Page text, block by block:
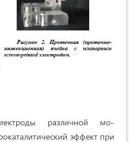
различной мо­
эффект при